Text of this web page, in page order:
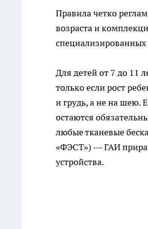
Правила четко
возраста и
специализированных
Для детей от 7 до 11
только если рост
и грудь, а не на шею.
остаются
любые тканевые
«ФЭСТ») — ГАИ
устройства.